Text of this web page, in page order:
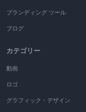
ブランディング ツール
ブログ
カテゴリー
動画
ロゴ
グラフィック・デザイン